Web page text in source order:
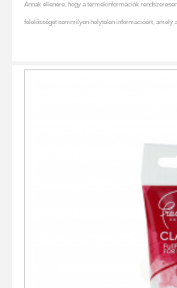
Annak ellenére, hogy a termékinformációk
felelősséget semmilyen helytelen információért, amely